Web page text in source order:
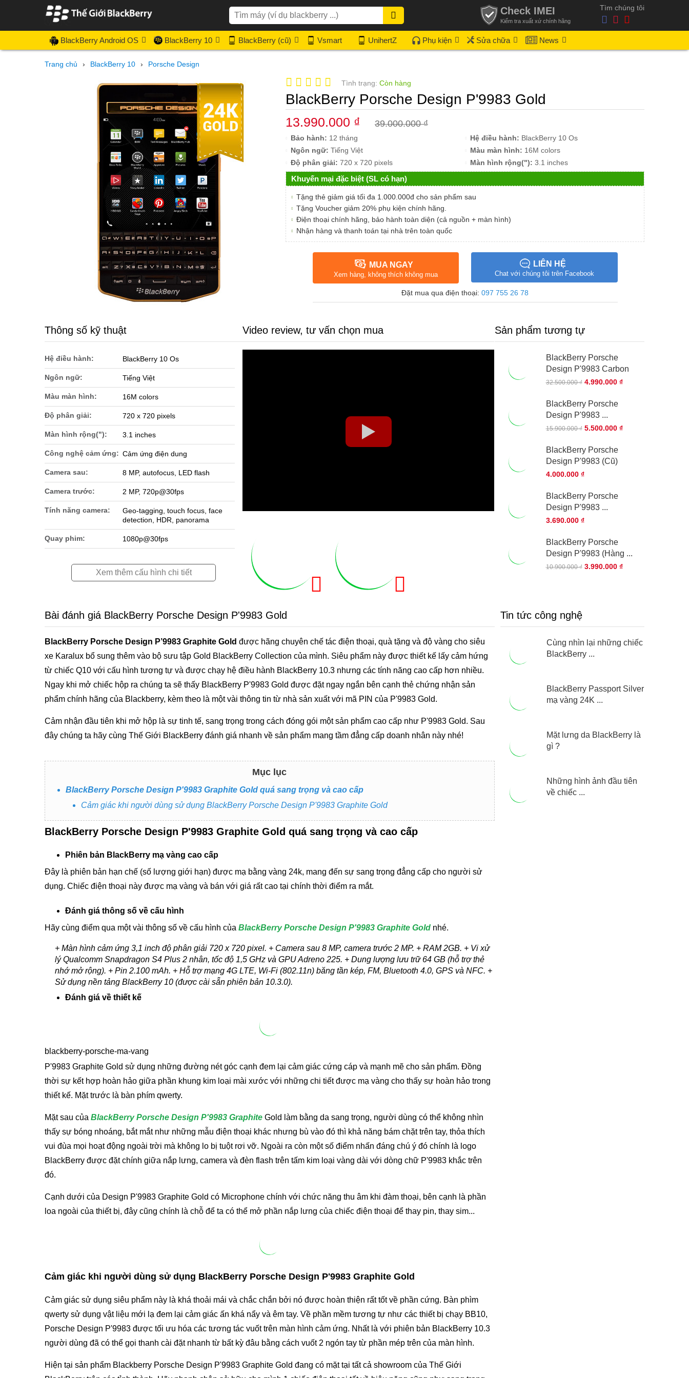
Check IMEI
Kiểm tra xuất xứ chính hãng
Tìm chúng tôi
BlackBerry Android OS BlackBerry 10 BlackBerry (cũ) Vsmart UnihertZ Phụ kiện Sửa chữa News
Trang chủ › BlackBerry 10 › Porsche Design
Tình trạng: Còn hàng
BlackBerry Porsche Design P'9983 Gold
13.990.000 ₫ 39.000.000 ₫
Bảo hành: 12 tháng Hệ điều hành: BlackBerry 10 Os
Ngôn ngữ: Tiếng Việt Màu màn hình: 16M colors
Độ phân giải: 720 x 720 pixels Màn hình rộng("): 3.1 inches
Khuyến mại đặc biệt (SL có hạn)
Tặng thẻ giảm giá tối đa 1.000.000đ cho sản phẩm sau
Tặng Voucher giảm 20% phụ kiện chính hãng.
Điện thoại chính hãng, bảo hành toàn diện (cả nguồn + màn hình)
Nhận hàng và thanh toán tại nhà trên toàn quốc
MUA NGAY
Xem hàng, không thích không mua
LIÊN HỆ
Chat với chúng tôi trên Facebook
Đặt mua qua điện thoại: 097 755 26 78
Thông số kỹ thuật
Hệ điều hành: BlackBerry 10 Os
Ngôn ngữ: Tiếng Việt
Màu màn hình: 16M colors
Độ phân giải: 720 x 720 pixels
Màn hình rộng("): 3.1 inches
Công nghệ cảm ứng: Cảm ứng điện dung
Camera sau: 8 MP, autofocus, LED flash
Camera trước: 2 MP, 720p@30fps
Tính năng camera:
Geo-tagging, touch focus, face
detection, HDR, panorama
Quay phim: 1080p@30fps
Xem thêm cấu hình chi tiết
Video review, tư vấn chọn mua Sản phẩm tương tự
BlackBerry Porsche
Design P'9983 Carbon
32.500.000 ₫ 4.990.000 ₫
BlackBerry Porsche
Design P'9983 ...
15.900.000 ₫ 5.500.000 ₫
BlackBerry Porsche
Design P'9983 (Cũ)
4.000.000 ₫
BlackBerry Porsche
Design P'9983 ...
3.690.000 ₫
BlackBerry Porsche
Design P'9983 (Hàng ...
10.900.000 ₫ 3.990.000 ₫
Bài đánh giá BlackBerry Porsche Design P'9983 Gold
BlackBerry Porsche Design P’9983 Graphite Gold được hãng chuyên chế tác điện thoại, quà tặng và độ vàng cho siêu
xe Karalux bổ sung thêm vào bộ sưu tập Gold BlackBerry Collection của mình. Siêu phẩm này được thiết kế lấy cảm hứng
từ chiếc Q10 với cấu hình tương tự và được chạy hệ điều hành BlackBerry 10.3 nhưng các tính năng cao cấp hơn nhiều.
Ngay khi mở chiếc hộp ra chúng ta sẽ thấy BlackBerry P'9983 Gold được đặt ngay ngắn bên cạnh thẻ chứng nhận sản
phẩm chính hãng của Blackberry, kèm theo là một vài thông tin từ nhà sản xuất với mã PIN của P'9983 Gold.
Cảm nhận đầu tiên khi mở hộp là sự tinh tế, sang trọng trong cách đóng gói một sản phẩm cao cấp như P'9983 Gold. Sau
đây chúng ta hãy cùng Thế Giới BlackBerry đánh giá nhanh về sản phẩm mang tầm đẳng cấp doanh nhân này nhé!
Mục lục
BlackBerry Porsche Design P'9983 Graphite Gold quá sang trọng và cao cấp
Cảm giác khi người dùng sử dụng BlackBerry Porsche Design P'9983 Graphite Gold
BlackBerry Porsche Design P'9983 Graphite Gold quá sang trọng và cao cấp
Phiên bản BlackBerry mạ vàng cao cấp
Đây là phiên bản hạn chế (số lượng giới hạn) được mạ bằng vàng 24k, mang đến sự sang trọng đẳng cấp cho người sử
dụng. Chiếc điện thoại này được mạ vàng và bán với giá rất cao tại chính thời điểm ra mắt.
Đánh giá thông số về cấu hình
Hãy cùng điểm qua một vài thông số về cấu hình của BlackBerry Porsche Design P'9983 Graphite Gold nhé.
+ Màn hình cảm ứng 3,1 inch độ phân giải 720 x 720 pixel. + Camera sau 8 MP, camera trước 2 MP. + RAM 2GB. + Vi xử
lý Qualcomm Snapdragon S4 Plus 2 nhân, tốc độ 1,5 GHz và GPU Adreno 225. + Dung lượng lưu trữ 64 GB (hỗ trợ thẻ
nhớ mở rộng). + Pin 2.100 mAh. + Hỗ trợ mạng 4G LTE, Wi-Fi (802.11n) băng tần kép, FM, Bluetooth 4.0, GPS và NFC. +
Sử dụng nền tảng BlackBerry 10 (được cài sẵn phiên bản 10.3.0).
Đánh giá về thiết kế
blackberry-porsche-ma-vang
P'9983 Graphite Gold sử dụng những đường nét góc cạnh đem lại cảm giác cứng cáp và mạnh mẽ cho sản phẩm. Đồng
thời sự kết hợp hoàn hảo giữa phần khung kim loại mài xước với những chi tiết được mạ vàng cho thấy sự hoàn hảo trong
thiết kế. Mặt trước là bàn phím qwerty.
Mặt sau của BlackBerry Porsche Design P'9983 Graphite Gold làm bằng da sang trọng, người dùng có thể không nhìn
thấy sự bóng nhoáng, bắt mắt như những mẫu điện thoại khác nhưng bù vào đó thì khả năng bám chặt trên tay, thỏa thích
vui đùa mọi hoạt động ngoài trời mà không lo bị tuột rơi vỡ. Ngoài ra còn một số điểm nhấn đáng chú ý đó chính là logo
BlackBerry được đặt chính giữa nắp lưng, camera và đèn flash trên tấm kim loại vàng dài với dòng chữ P'9983 khắc trên
đó.
Cạnh dưới của Design P'9983 Graphite Gold có Microphone chính với chức năng thu âm khi đàm thoại, bên cạnh là phần
loa ngoài của thiết bị, đây cũng chính là chỗ để ta có thể mở phần nắp lưng của chiếc điện thoại để thay pin, thay sim...
Cảm giác khi người dùng sử dụng BlackBerry Porsche Design P'9983 Graphite Gold
Cảm giác sử dụng siêu phẩm này là khá thoải mái và chắc chắn bởi nó được hoàn thiện rất tốt về phần cứng. Bàn phìm
qwerty sử dụng vật liệu mới lạ đem lại cảm giác ấn khá nẩy và êm tay. Về phần mềm tương tự như các thiết bị chạy BB10,
Porsche Design P'9983 được tối ưu hóa các tương tác vuốt trên màn hình cảm ứng. Nhất là với phiên bản BlackBerry 10.3
người dùng đã có thể gọi thanh cài đặt nhanh từ bất kỳ đâu bằng cách vuốt 2 ngón tay từ phần mép trên của màn hình.
Hiện tại sản phẩm Blackberry Porsche Design P'9983 Graphite Gold đang có mặt tại tất cả showroom của Thế Giới
Tin tức công nghệ
Cùng nhìn lại những chiếc
BlackBerry ...
BlackBerry Passport Silver
mạ vàng 24K ...
Mặt lưng da BlackBerry là
gì ?
Những hình ảnh đầu tiên
về chiếc ...